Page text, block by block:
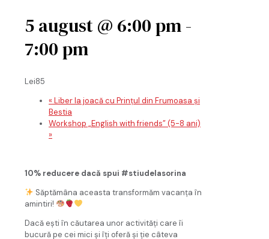
5 august @ 6:00 pm-
7:00 pm
Lei85
« Liber la joacă cu Prințul din Frumoasa și
Bestia
Workshop „English with friends” (5-8 ani)
»
10% reducere dacă spui #stiudelasorina
Săptămâna aceasta transformăm vacanța în
amintiri!
Dacă ești în căutarea unor activități care îi
bucură pe cei mici și îți oferă și ție câteva